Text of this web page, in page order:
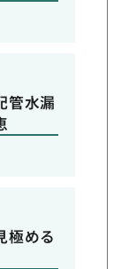
管水漏
極める